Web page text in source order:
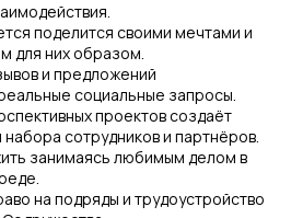
поделится своими мечтами и
для них образом.
и предложений
социальные запросы.
проектов создаёт
сотрудников и партнёров.
занимаясь любимым делом в
на подряды и трудоустройство